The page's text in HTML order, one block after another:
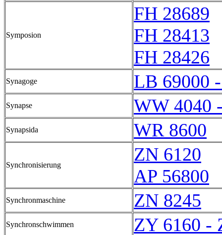
Symposion
FH 28689
FH 28413
FH 28426
Synagoge LB 69000
Synapse WW 4040
Synapsida WR 8600
Synchronisierung
ZN 6120
AP 56800
Synchronmaschine ZN 8245
Synchronschwimmen ZY 6160 -